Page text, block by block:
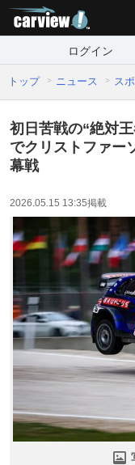
ログイン
トップ ニュース ス
初日苦戦の“絶対
でクリストファー
幕戦
2026.05.15 13:35掲載